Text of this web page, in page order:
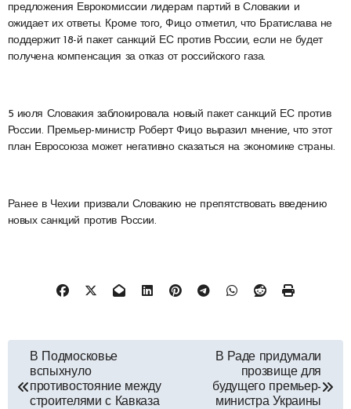
предложения Еврокомиссии лидерам партий в Словакии и
ожидает их ответы. Кроме того, Фицо отметил, что Братислава не
поддержит 18-й пакет санкций ЕС против России, если не будет
получена компенсация за отказ от российского газа.
5 июля Словакия заблокировала новый пакет санкций ЕС против
России. Премьер-министр Роберт Фицо выразил мнение, что этот
план Евросоюза может негативно сказаться на экономике страны.
Ранее в Чехии призвали Словакию не препятствовать введению
новых санкций против России.
Навигация
по
В Подмосковье
вспыхнуло
противостояние между
строителями с Кавказа
В Раде придумали
прозвище для
будущего премьер-
министра Украины